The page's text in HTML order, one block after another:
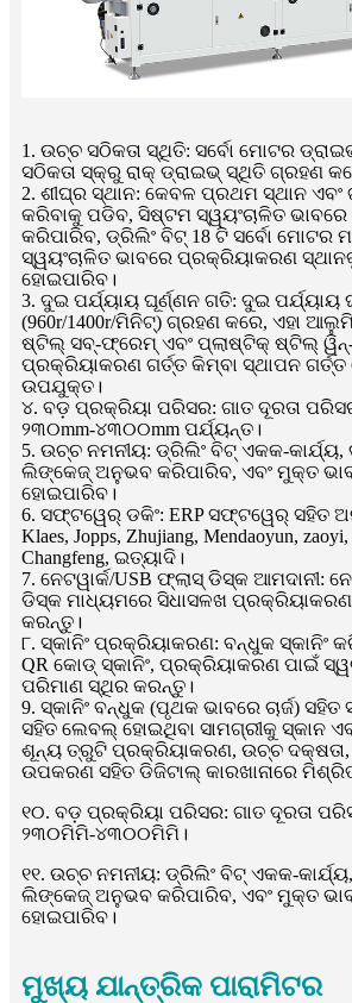
1. ଉଚ୍ଚ ସଠିକତା ସ୍ଥିତି: ସର୍ବୋ ମୋଟର
ସଠିକତା ସ୍କ୍ରୁ ରାକ୍ ଡ୍ରାଇଭ୍ ସ୍ଥିତି ଗ୍ରହଣ
2. ଶୀଘ୍ର ସ୍ଥାନ: କେବଳ ପ୍ରଥମ ସ୍ଥାନ ଏବଂ
କରିବାକୁ ପଡିବ, ସିଷ୍ଟମ ସ୍ୱୟଂଚାଳିତ ଭାବରେ
କରିପାରିବ, ଡ୍ରିଲିଂ ବିଟ୍ 18 ଟି ସର୍ବୋ ମୋଟର
ସ୍ୱୟଂଚାଳିତ ଭାବରେ ପ୍ରକ୍ରିୟାକରଣ
ହୋଇପାରିବ।
3. ଦୁଇ ପର୍ଯ୍ୟାୟ ଘୂର୍ଣ୍ଣନ ଗତି: ଦୁଇ
(960r/1400r/ମିନିଟ୍) ଗ୍ରହଣ କରେ, ଏହା
ଷ୍ଟିଲ୍ ସବ୍-ଫ୍ରେମ୍ ଏବଂ ପ୍ଲାଷ୍ଟିକ୍ ଷ୍ଟିଲ୍
ପ୍ରକ୍ରିୟାକରଣ ଗର୍ତ୍ତ କିମ୍ବା ସ୍ଥାପନ ଗର୍ତ୍ତ
ଉପଯୁକ୍ତ।
୪. ବଡ଼ ପ୍ରକ୍ରିୟା ପରିସର: ଗାତ ଦୂରତା
୨୩୦mm-୪୩୦୦mm ପର୍ଯ୍ୟନ୍ତ।
5. ଉଚ୍ଚ ନମନୀୟ: ଡ୍ରିଲିଂ ବିଟ୍ ଏକକ-କାର୍ଯ୍ୟ,
ଲିଙ୍କେଜ୍ ଅନୁଭବ କରିପାରିବ, ଏବଂ ମୁକ୍ତ
ହୋଇପାରିବ।
6. ସଫ୍ଟୱେର୍ ଡକିଂ: ERP ସଫ୍ଟୱେର୍ ସହିତ
Klaes, Jopps, Zhujiang, Mendaoyun,
Changfeng, ଇତ୍ୟାଦି।
7. ନେଟୱାର୍କ/USB ଫ୍ଲାସ୍ ଡିସ୍କ ଆମଦାନୀ:
ଡିସ୍କ ମାଧ୍ୟମରେ ସିଧାସଳଖ ପ୍ରକ୍ରିୟାକରଣ
କରନ୍ତୁ।
୮. ସ୍କାନିଂ ପ୍ରକ୍ରିୟାକରଣ: ବନ୍ଧୁକ ସ୍କାନିଂ
QR କୋଡ୍ ସ୍କାନିଂ, ପ୍ରକ୍ରିୟାକରଣ ପାଇଁ
ପରିମାଣ ସ୍ଥିର କରନ୍ତୁ।
9. ସ୍କାନିଂ ବନ୍ଧୁକ (ପୃଥକ ଭାବରେ ଚାର୍ଜ)
ସହିତ ଲେବଲ୍ ହୋଇଥିବା ସାମଗ୍ରୀକୁ ସ୍କାନ
ଶୂନ୍ୟ ତ୍ରୁଟି ପ୍ରକ୍ରିୟାକରଣ, ଉଚ୍ଚ ଦକ୍ଷତା,
ଉପକରଣ ସହିତ ଡିଜିଟାଲ୍ କାରଖାନାରେ
୧୦. ବଡ଼ ପ୍ରକ୍ରିୟା ପରିସର: ଗାତ ଦୂରତା
୨୩୦ମିମି-୪୩୦୦ମିମି।
୧୧. ଉଚ୍ଚ ନମନୀୟ: ଡ୍ରିଲିଂ ବିଟ୍ ଏକକ-କାର୍ଯ୍ୟ,
ଲିଙ୍କେଜ୍ ଅନୁଭବ କରିପାରିବ, ଏବଂ ମୁକ୍ତ
ହୋଇପାରିବ।
ମୁଖ୍ୟ ଯାନ୍ତ୍ରିକ ପାରାମିଟର